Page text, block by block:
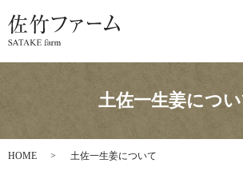
土佐一生姜につ
HOME 土佐一生姜について